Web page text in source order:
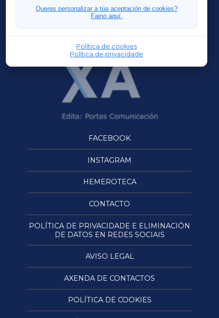
Queres personalizar a túa aceptación de cookies?
Faino aquí.
Política de cookies
Política de privacidade
FERROLXA
OURENSEXA
FACEBOOK
INSTAGRAM
HEMEROTECA
CONTACTO
POLÍTICA DE PRIVACIDADE E ELIMINACIÓN
DE DATOS EN REDES SOCIAIS
AVISO LEGAL
AXENDA DE CONTACTOS
POLÍTICA DE COOKIES